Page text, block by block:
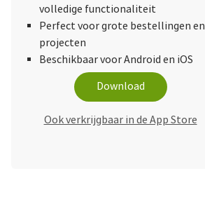
volledige functionaliteit
Perfect voor grote bestellingen en
projecten
Beschikbaar voor Android en iOS
Download
Ook verkrijgbaar in de App Store